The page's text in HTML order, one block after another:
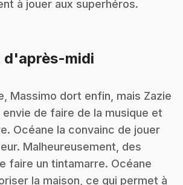
à jouer aux superhéros.
d'après-midi
Massimo dort enfin, mais Zazie
de faire de la musique et
Océane la convainc de jouer
Malheureusement, des
faire un tintamarre. Océane
la maison, ce qui permet à